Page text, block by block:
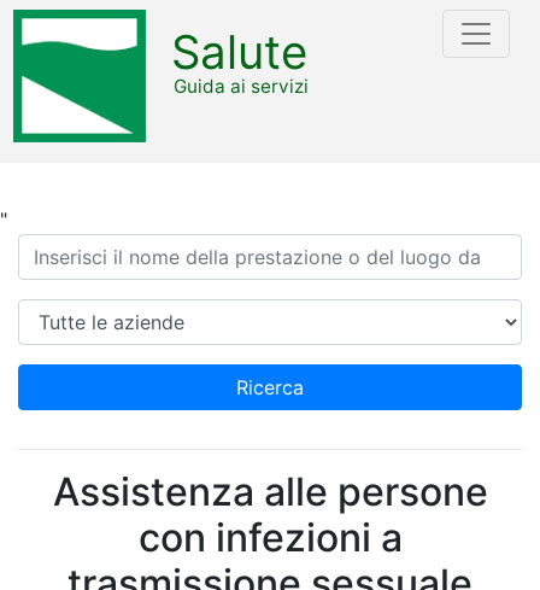
"
Salute
Guida ai servizi
Ricerca
Azienda
Ricerca
Assistenza alle persone
con infezioni a